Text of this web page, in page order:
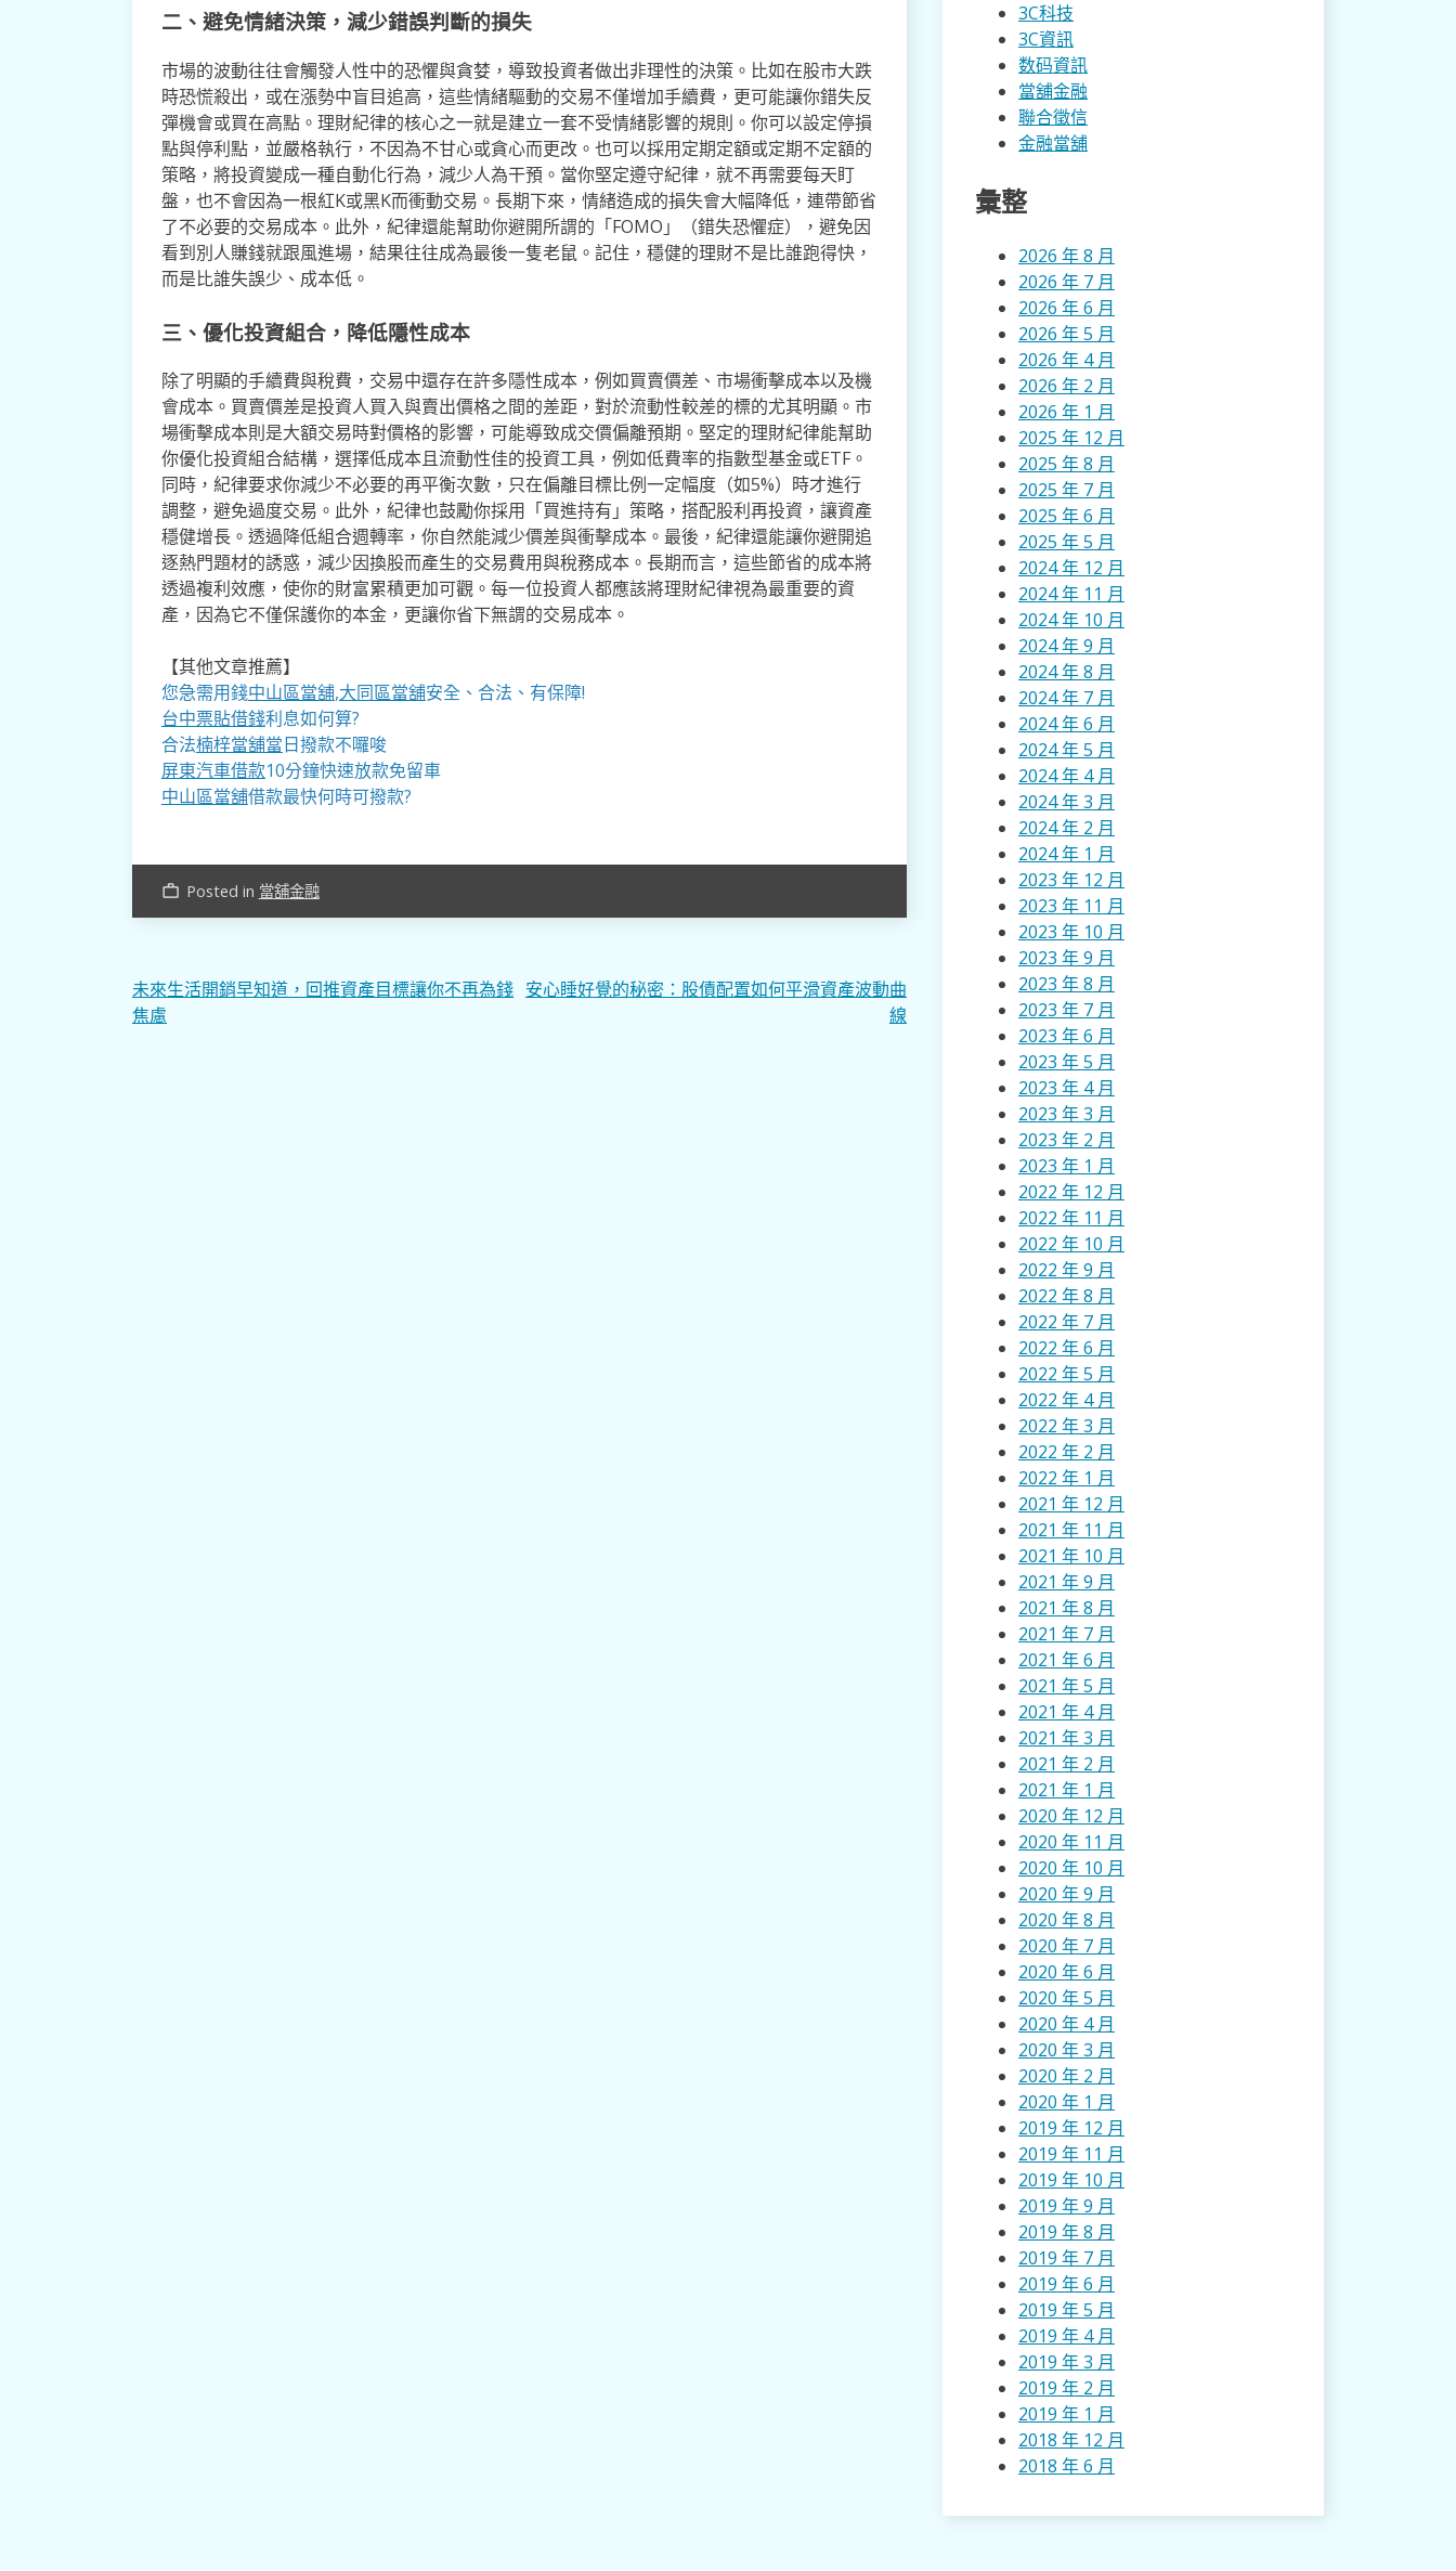
二、避免情緒決策，減少錯誤判斷的損失
市場的波動往往會觸發人性中的恐懼與貪婪，導致投資者做出非理性的決策。比如在股市大跌
時恐慌殺出，或在漲勢中盲目追高，這些情緒驅動的交易不僅增加手續費，更可能讓你錯失反
彈機會或買在高點。理財紀律的核心之一就是建立一套不受情緒影響的規則。你可以設定停損
點與停利點，並嚴格執行，不因為不甘心或貪心而更改。也可以採用定期定額或定期不定額的
策略，將投資變成一種自動化行為，減少人為干預。當你堅定遵守紀律，就不再需要每天盯
盤，也不會因為一根紅K或黑K而衝動交易。長期下來，情緒造成的損失會大幅降低，連帶節省
了不必要的交易成本。此外，紀律還能幫助你避開所謂的「FOMO」（錯失恐懼症），避免因
看到別人賺錢就跟風進場，結果往往成為最後一隻老鼠。記住，穩健的理財不是比誰跑得快，
而是比誰失誤少、成本低。
三、優化投資組合，降低隱性成本
除了明顯的手續費與稅費，交易中還存在許多隱性成本，例如買賣價差、市場衝擊成本以及機
會成本。買賣價差是投資人買入與賣出價格之間的差距，對於流動性較差的標的尤其明顯。市
場衝擊成本則是大額交易時對價格的影響，可能導致成交價偏離預期。堅定的理財紀律能幫助
你優化投資組合結構，選擇低成本且流動性佳的投資工具，例如低費率的指數型基金或ETF。
同時，紀律要求你減少不必要的再平衡次數，只在偏離目標比例一定幅度（如5%）時才進行
調整，避免過度交易。此外，紀律也鼓勵你採用「買進持有」策略，搭配股利再投資，讓資產
穩健增長。透過降低組合週轉率，你自然能減少價差與衝擊成本。最後，紀律還能讓你避開追
逐熱門題材的誘惑，減少因換股而產生的交易費用與稅務成本。長期而言，這些節省的成本將
透過複利效應，使你的財富累積更加可觀。每一位投資人都應該將理財紀律視為最重要的資
產，因為它不僅保護你的本金，更讓你省下無謂的交易成本。
【其他文章推薦】
您急需用錢中山區當舖,大同區當舖安全、合法、有保障!
台中票貼借錢利息如何算?
合法楠梓當舖當日撥款不囉唆
屏東汽車借款10分鐘快速放款免留車
中山區當舖借款最快何時可撥款?
work_outline Posted in 當舖金融
文
章
未來生活開銷早知道，回推資產目標讓你不再為錢
焦慮
安心睡好覺的秘密：股債配置如何平滑資產波動曲
線
3C科技
3C資訊
数码資訊
當舖金融
聯合徵信
金融當舖
彙整
2026 年 8 月
2026 年 7 月
2026 年 6 月
2026 年 5 月
2026 年 4 月
2026 年 2 月
2026 年 1 月
2025 年 12 月
2025 年 8 月
2025 年 7 月
2025 年 6 月
2025 年 5 月
2024 年 12 月
2024 年 11 月
2024 年 10 月
2024 年 9 月
2024 年 8 月
2024 年 7 月
2024 年 6 月
2024 年 5 月
2024 年 4 月
2024 年 3 月
2024 年 2 月
2024 年 1 月
2023 年 12 月
2023 年 11 月
2023 年 10 月
2023 年 9 月
2023 年 8 月
2023 年 7 月
2023 年 6 月
2023 年 5 月
2023 年 4 月
2023 年 3 月
2023 年 2 月
2023 年 1 月
2022 年 12 月
2022 年 11 月
2022 年 10 月
2022 年 9 月
2022 年 8 月
2022 年 7 月
2022 年 6 月
2022 年 5 月
2022 年 4 月
2022 年 3 月
2022 年 2 月
2022 年 1 月
2021 年 12 月
2021 年 11 月
2021 年 10 月
2021 年 9 月
2021 年 8 月
2021 年 7 月
2021 年 6 月
2021 年 5 月
2021 年 4 月
2021 年 3 月
2021 年 2 月
2021 年 1 月
2020 年 12 月
2020 年 11 月
2020 年 10 月
2020 年 9 月
2020 年 8 月
2020 年 7 月
2020 年 6 月
2020 年 5 月
2020 年 4 月
2020 年 3 月
2020 年 2 月
2020 年 1 月
2019 年 12 月
2019 年 11 月
2019 年 10 月
2019 年 9 月
2019 年 8 月
2019 年 7 月
2019 年 6 月
2019 年 5 月
2019 年 4 月
2019 年 3 月
2019 年 2 月
2019 年 1 月
2018 年 12 月
2018 年 6 月